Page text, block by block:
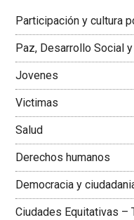
Colombiana
Participación y cultura
Paz, Desarrollo Social
Jovenes
Victimas
Salud
Derechos humanos
Democracia y
Ciudades Equitativas –